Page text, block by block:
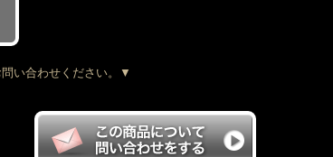
い合わせください。▼